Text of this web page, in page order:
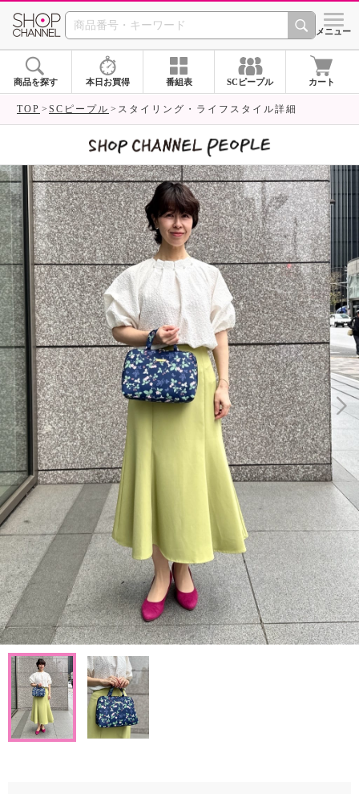
SHOP CHANNEL シメニュー
商品を探す 本日お買得 番組表 SCピープル カート
TOP SCピープル スタイリング・ライフスタイル詳細